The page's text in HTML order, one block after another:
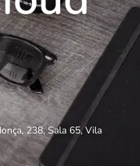
238, Sala 65, Vila